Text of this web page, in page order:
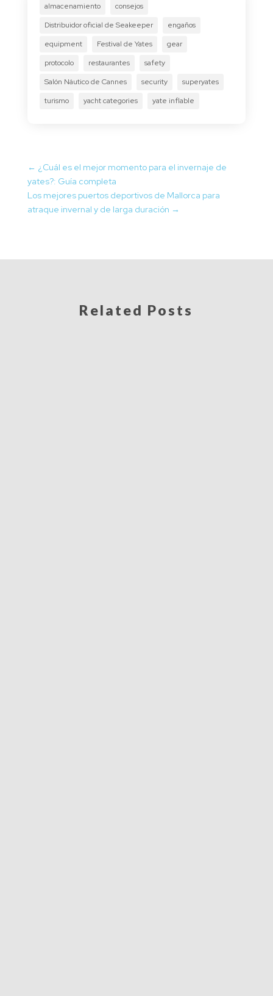
almacenamiento
consejos
Distribuidor oficial de Seakeeper
engaños
equipment
Festival de Yates
gear
protocolo
restaurantes
safety
Salón Náutico de Cannes
security
superyates
turismo
yacht categories yate inflable
← ¿Cuál es el mejor momento para el invernaje de
yates?: Guía completa
Los mejores puertos deportivos de Mallorca para
atraque invernal y de larga duración →
Related Posts